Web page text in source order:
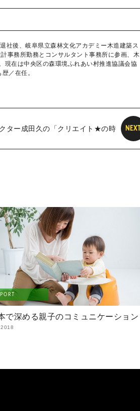
社後、岐阜県立森林文化アカデミー木造建築ス
事務所勤務とコンサルタント事務所に参画、木
現在は中央区の森環境ふれあい村推進協議会協
／在任。
NEXT
ター成田久の「クリエイト★の時
で深める親子のコミュニケーション